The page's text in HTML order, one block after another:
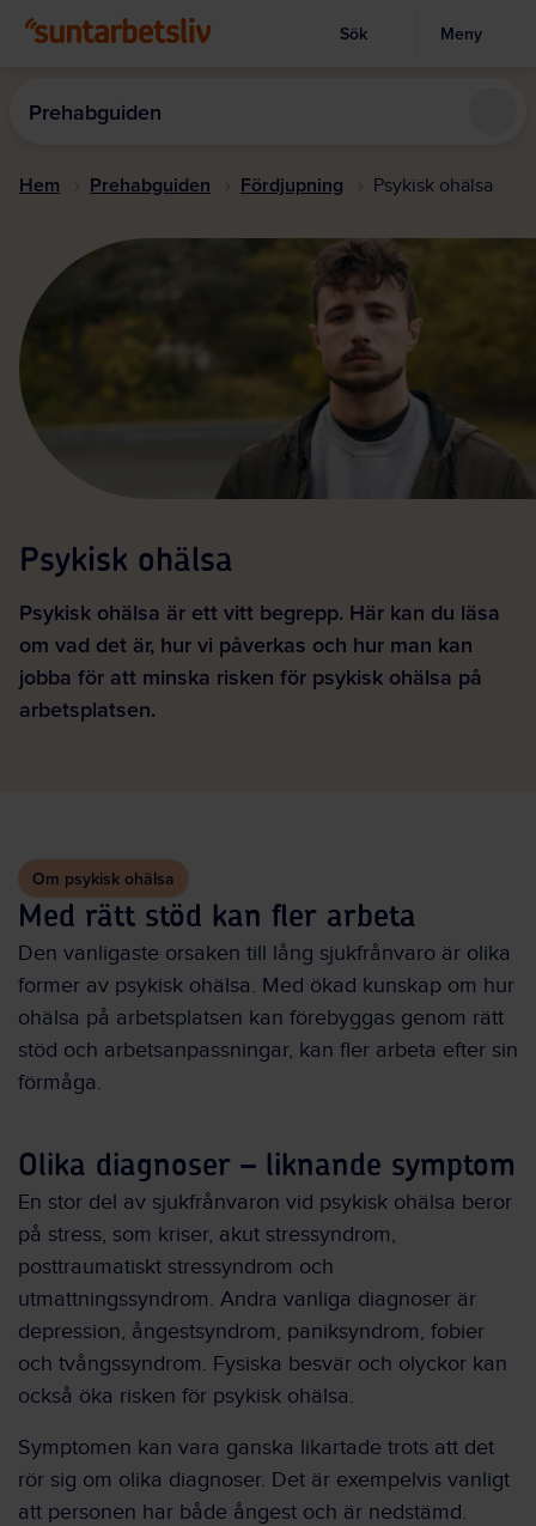
Visa sökruta
Sök Meny
Prehabguiden
Hem Prehabguiden Fördjupning Psykisk ohälsa
Psykisk ohälsa
Psykisk ohälsa är ett vitt begrepp. Här kan du läsa
om vad det är, hur vi påverkas och hur man kan
jobba för att minska risken för psykisk ohälsa på
arbetsplatsen.
Om psykisk ohälsa
Med rätt stöd kan fler arbeta
Den vanligaste orsaken till lång sjukfrånvaro är olika
former av psykisk ohälsa. Med ökad kunskap om hur
ohälsa på arbetsplatsen kan förebyggas genom rätt
stöd och arbetsanpassningar, kan fler arbeta efter sin
förmåga.
Olika diagnoser – liknande symptom
En stor del av sjukfrånvaron vid psykisk ohälsa beror
på stress, som kriser, akut stressyndrom,
posttraumatiskt stressyndrom och
utmattningssyndrom. Andra vanliga diagnoser är
depression, ångestsyndrom, paniksyndrom, fobier
och tvångssyndrom. Fysiska besvär och olyckor kan
också öka risken för psykisk ohälsa.
Symptomen kan vara ganska likartade trots att det
rör sig om olika diagnoser. Det är exempelvis vanligt
att personen har både ångest och är nedstämd.